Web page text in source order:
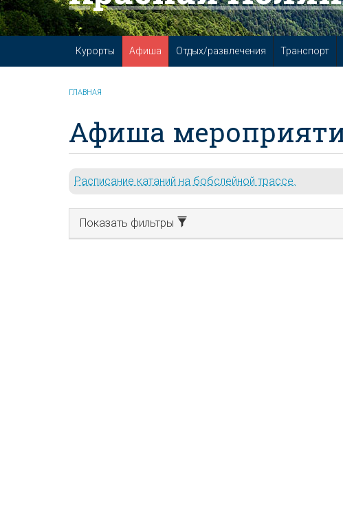
Курорты Афиша Отдых/развлечения Транспорт
ГЛАВНАЯ
Афиша
Расписание катаний на бобслейной трассе.
Показать фильтры